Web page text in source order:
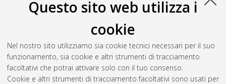
Questo sito web utilizza i
cookie
Nel nostro sito utilizziamo sia cookie tecnici necessari per il suo
funzionamento, sia cookie e altri strumenti di tracciamento
facoltativi che potrai attivare solo con il tuo consenso.
Cookie e altri strumenti di tracciamento facoltativi sono usati per